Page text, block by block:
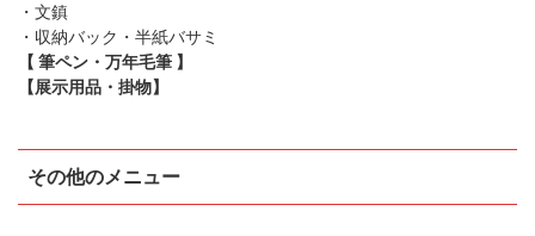
・文鎮
・収納バック・半紙バサミ
【 筆ペン・万年毛筆 】
【展示用品・掛物】
その他のメニュー